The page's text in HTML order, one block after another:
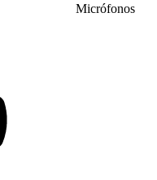
Micrófonos